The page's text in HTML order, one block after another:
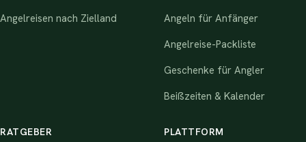
Angelreisen nach Zielland
Angeln für Anfänger
Angelreise-Packliste
Geschenke für Angler
Beißzeiten & Kalender
RATGEBER PLATTFORM